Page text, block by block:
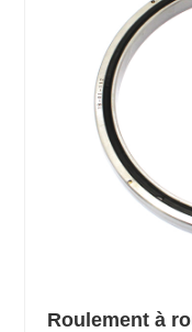
Roulement à